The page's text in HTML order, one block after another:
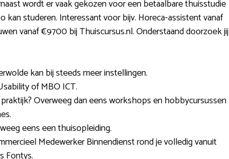
wordt er vaak gekozen voor een betaalbare thuisstudie
kan studeren. Interessant voor bijv. Horeca-assistent vanaf
vanaf €9700 bij Thuiscursus.nl. Onderstaand doorzoek jij
kan bij steeds meer instellingen.
of MBO ICT.
Overweeg dan eens workshops en hobbycursussen
eens een thuisopleiding.
Medewerker Binnendienst rond je volledig vanuit
Fontys.